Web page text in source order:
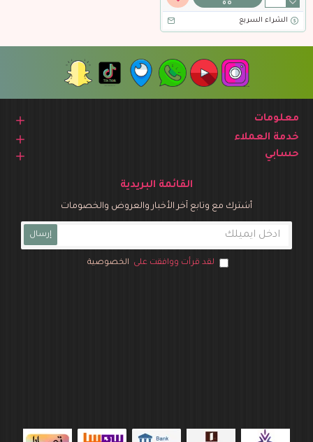
الشراء السريع
معلومات
خدمة العملاء
حسابي
القائمة البريدية
أشترك مع وتابع آخر الأخبار والعروض والخصومات
إرسال
لقد قرأت ووافقت على الخصوصية